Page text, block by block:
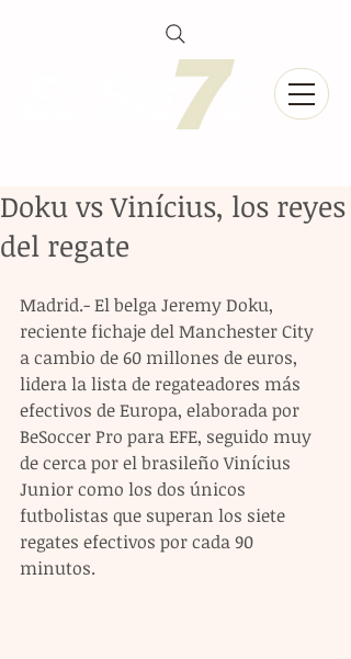
Doku vs Vinícius, los reyes
del regate
Madrid.- El belga Jeremy Doku,
reciente fichaje del Manchester City
a cambio de 60 millones de euros,
lidera la lista de regateadores más
efectivos de Europa, elaborada por
BeSoccer Pro para EFE, seguido muy
de cerca por el brasileño Vinícius
Junior como los dos únicos
futbolistas que superan los siete
regates efectivos por cada 90
minutos.